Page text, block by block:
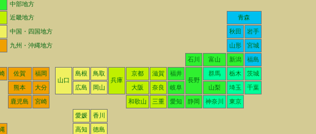
中部地方
近畿地方
青森
中国・四国地方 秋田 岩手
九州・沖縄地方 山形 宮城
石川 富山 新潟 福島
佐賀
福岡
山口
島根
鳥取
兵庫
京都 滋賀
福井
長野
群馬 栃木 茨城
熊本 大分 広島 岡山 大阪 奈良 岐阜 山梨 埼玉 千葉
鹿児島 宮崎 和歌山 三重 愛知 静岡 神奈川 東京
愛媛 香川
高知 徳島